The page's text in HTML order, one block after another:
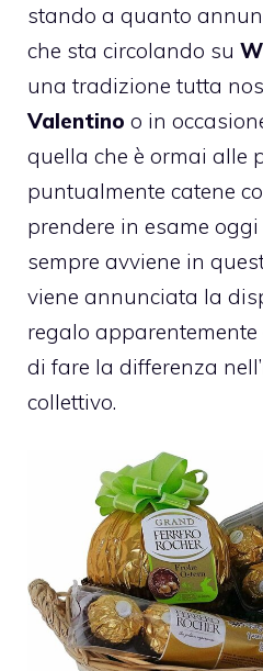
stando a quanto
che sta circolando su
una tradizione tutta
Valentino o in
quella che è ormai alle
puntualmente catene
prendere in esame
sempre avviene in
viene annunciata la
regalo
di fare la differenza
collettivo.